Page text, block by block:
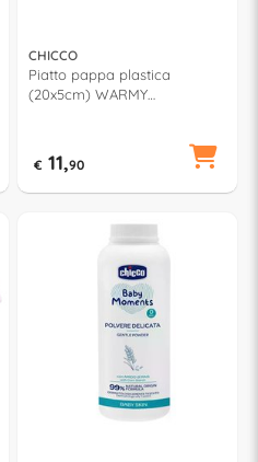
CHICCO
Piatto pappa plastica
(20x5cm) WARMY
€ 11,90